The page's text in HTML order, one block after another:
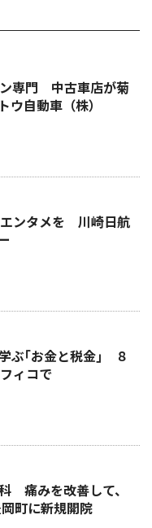
専門 中古車店が菊
自動車（株）
ンタメを 川崎日航
ぶ｢お金と税金｣ ８
ィコで
痛みを改善して、
町に新規開院